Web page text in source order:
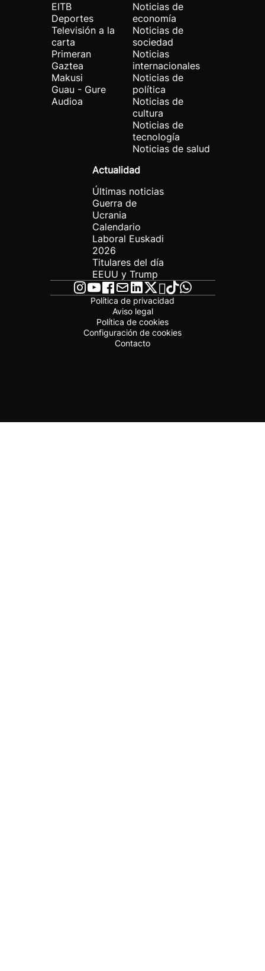
EITB
Deportes
Televisión a la
carta
Primeran
Gaztea
Makusi
Guau - Gure
Audioa
Noticias de
economía
Noticias de
sociedad
Noticias
internacionales
Noticias de
política
Noticias de
cultura
Noticias de
tecnología
Noticias de salud
Actualidad
Últimas noticias
Guerra de
Ucrania
Calendario
Laboral Euskadi
2026
Titulares del día
EEUU y Trump
Política de privacidad
Aviso legal
Política de cookies
Configuración de cookies
Contacto